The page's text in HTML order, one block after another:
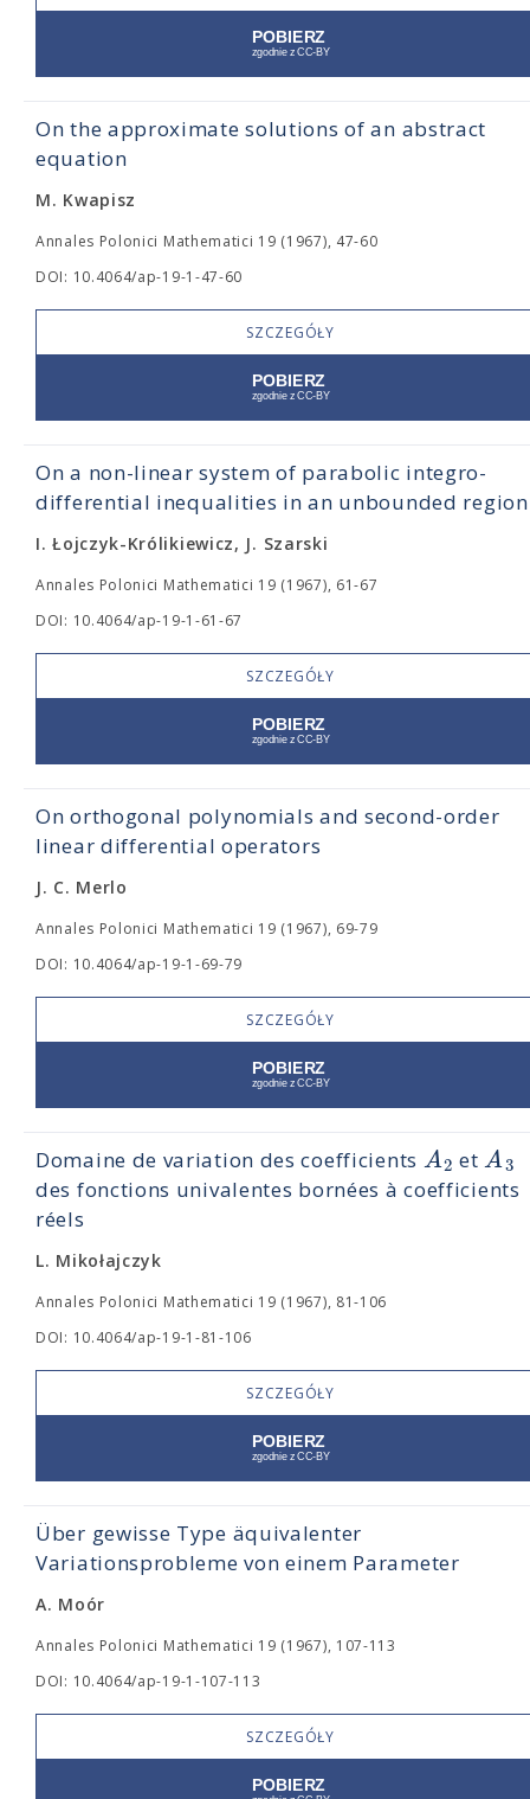
On the approximate solutions of an abstract
equation
M. Kwapisz
Annales Polonici Mathematici 19 (1967), 47-60
DOI: 10.4064/ap-19-1-47-60
SZCZEGÓŁY
On a non-linear system of parabolic integro-
differential inequalities in an unbounded region
I. Łojczyk-Królikiewicz, J. Szarski
Annales Polonici Mathematici 19 (1967), 61-67
DOI: 10.4064/ap-19-1-61-67
SZCZEGÓŁY
On orthogonal polynomials and second-order
linear differential operators
J. C. Merlo
Annales Polonici Mathematici 19 (1967), 69-79
DOI: 10.4064/ap-19-1-69-79
SZCZEGÓŁY
Domaine de variation des coefficients A2 etA3
des fonctions univalentes bornées à coefficients
réels
L. Mikołajczyk
Annales Polonici Mathematici 19 (1967), 81-106
DOI: 10.4064/ap-19-1-81-106
SZCZEGÓŁY
Über gewisse Type äquivalenter
Variationsprobleme von einem Parameter
A. Moór
Annales Polonici Mathematici 19 (1967), 107-113
DOI: 10.4064/ap-19-1-107-113
SZCZEGÓŁY